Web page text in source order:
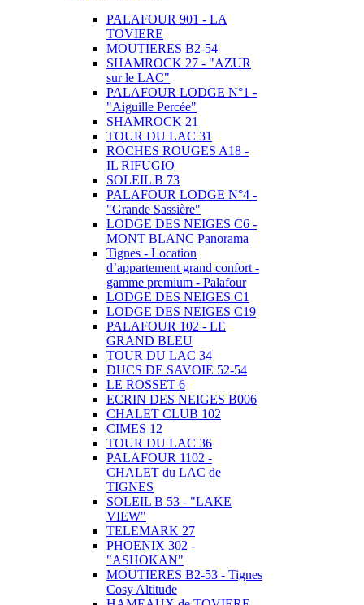
PALAFOUR 901 - LA
TOVIERE
MOUTIERES B2-54
SHAMROCK 27 - "AZUR
sur le LAC"
PALAFOUR LODGE N°1 -
"Aiguille Percée"
SHAMROCK 21
TOUR DU LAC 31
ROCHES ROUGES A18 -
IL RIFUGIO
SOLEIL B 73
PALAFOUR LODGE N°4 -
"Grande Sassière"
LODGE DES NEIGES C6 -
MONT BLANC Panorama
Tignes - Location
d’appartement grand confort -
gamme premium - Palafour
LODGE DES NEIGES C1
LODGE DES NEIGES C19
PALAFOUR 102 - LE
GRAND BLEU
TOUR DU LAC 34
DUCS DE SAVOIE 52-54
LE ROSSET 6
ECRIN DES NEIGES B006
CHALET CLUB 102
CIMES 12
TOUR DU LAC 36
PALAFOUR 1102 -
CHALET du LAC de
TIGNES
SOLEIL B 53 - "LAKE
VIEW"
TELEMARK 27
PHOENIX 302 -
"ASHOKAN"
MOUTIERES B2-53 - Tignes
Cosy Altitude